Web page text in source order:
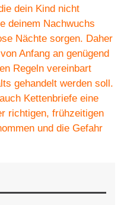
dein Kind nicht
deinem Nachwuchs
Nächte sorgen. Daher
Anfang an genügend
Regeln vereinbart
gehandelt werden soll.
Kettenbriefe eine
richtigen, frühzeitigen
und die Gefahr